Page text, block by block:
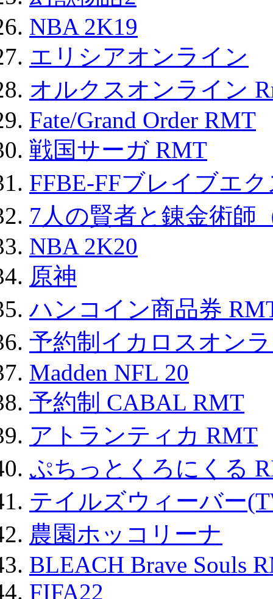
NBA 2K19
エリシアオンライン
オルクスオンライン
Fate/Grand Order RMT
戦国サーガ RMT
FFBE-FFブレイブエ
7人の賢者と錬金術師
NBA 2K20
原神
ハンコイン商品券
予約制イカロスオン
Madden NFL 20
予約制 CABAL RMT
アトランティカ RMT
ぷちっとくろにくる
テイルズウィーバー
農園ホッコリーナ
BLEACH Brave Souls
FIFA22